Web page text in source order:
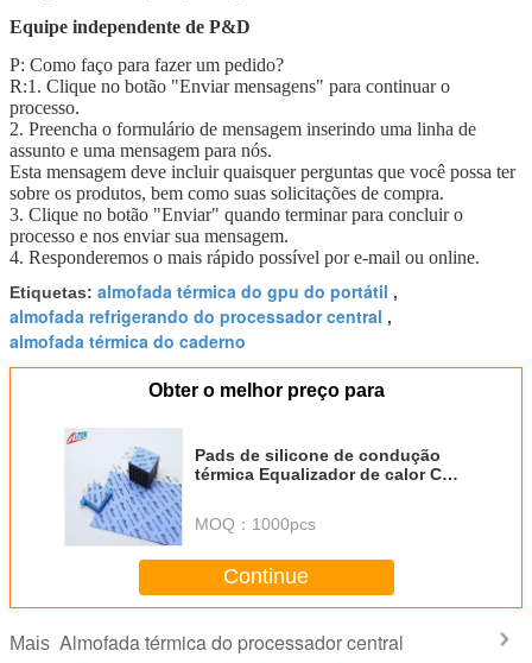
Equipe independente de P&D
P: Como faço para fazer um pedido?
R:1. Clique no botão "Enviar mensagens" para continuar o
processo.
2. Preencha o formulário de mensagem inserindo uma linha de
assunto e uma mensagem para nós.
Esta mensagem deve incluir quaisquer perguntas que você possa ter
sobre os produtos, bem como suas solicitações de compra.
3. Clique no botão "Enviar" quando terminar para concluir o
processo e nos enviar sua mensagem.
4. Responderemos o mais rápido possível por e-mail ou online.
Etiquetas: almofada térmica do gpu do portátil ,
almofada refrigerando do processador central ,
almofada térmica do caderno
Obter o melhor preço para
Pads de silicone de condução
térmica Equalizador de calor CPU
térmica condutiva
MOQ： 1000pcs
Continue
Mais Almofada térmica do processador central